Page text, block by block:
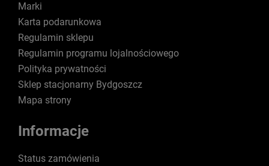
Marki
Karta podarunkowa
Regulamin sklepu
Regulamin programu lojalnościowego
Polityka prywatności
Sklep stacjonarny Bydgoszcz
Mapa strony
Informacje
Status zamówienia